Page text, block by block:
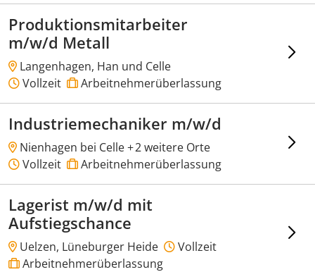
Produktionsmitarbeiter
m/w/d Metall
Langenhagen, Han und Celle
Vollzeit
Arbeitnehmerüberlassung
Industriemechaniker m/w/d
Nienhagen bei Celle +2 weitere Orte
Vollzeit
Arbeitnehmerüberlassung
Lagerist m/w/d mit
Aufstiegschance
Uelzen, Lüneburger Heide
Vollzeit
Arbeitnehmerüberlassung